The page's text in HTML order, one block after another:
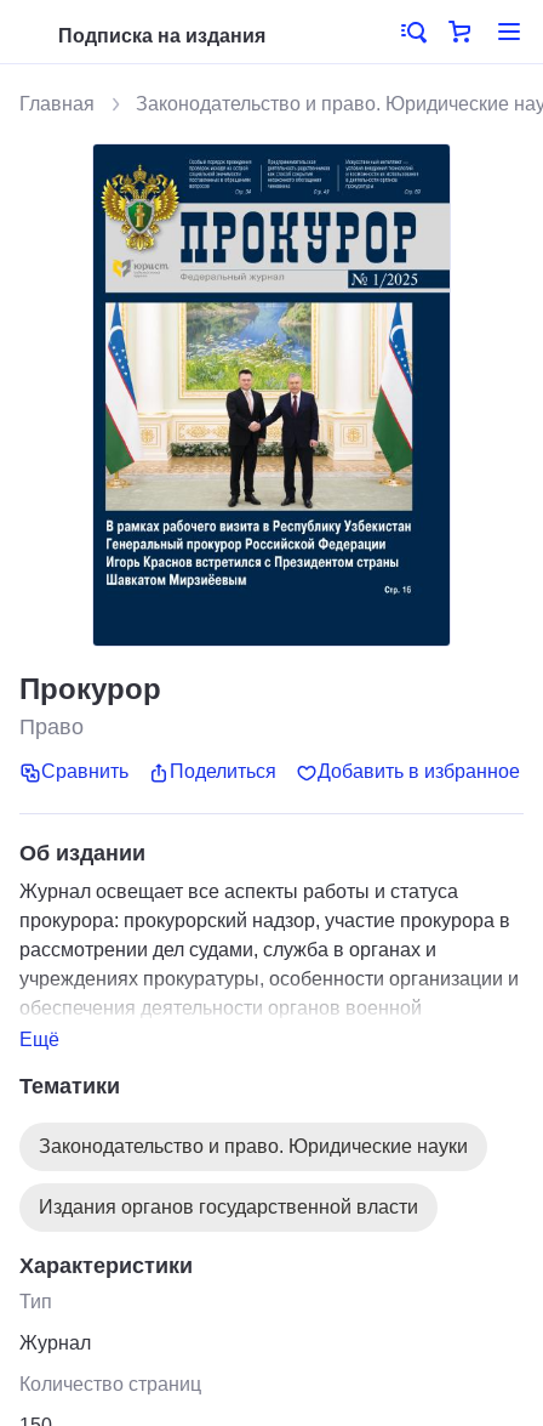
Подписка на издания
Главная Законодательство и право. Юридические
Прокурор
Право
Сравнить Поделиться Добавить в избранное
Об издании
Журнал освещает все аспекты работы и статуса
прокурора: прокурорский надзор, участие прокурора в
рассмотрении дел судами, служба в органах и
учреждениях прокуратуры, особенности организации и
обеспечения деятельности органов военной
прокуратуры, а также иные вопросы организации и
Ещё
Тематики
Законодательство и право. Юридические науки
Издания органов государственной власти
Характеристики
Тип
Журнал
Количество страниц